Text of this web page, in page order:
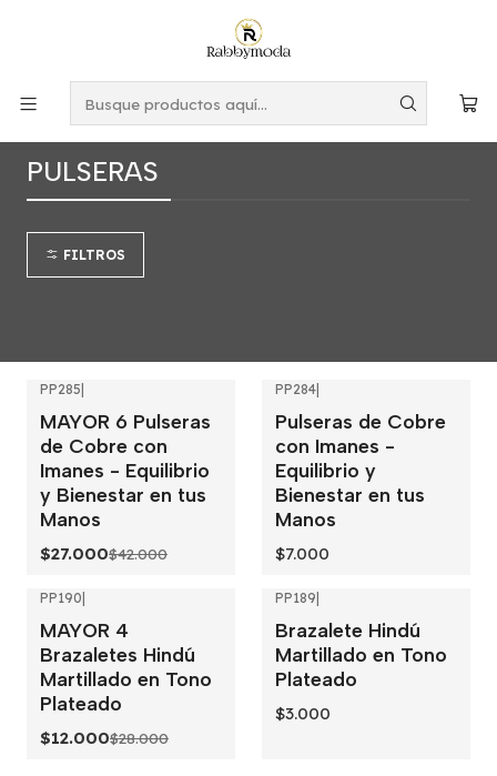
Este es el texto del slide
PULSERAS
FILTROS
PP285|
MAYOR 6 Pulseras
de Cobre con
Imanes - Equilibrio
y Bienestar en tus
Manos
$27.000$42.000
PP284|
Pulseras de Cobre
con Imanes -
Equilibrio y
Bienestar en tus
Manos
$7.000
PP190
MAYOR 4
Brazaletes Hindú
Martillado en Tono
Plateado
$12.000$28.000
PP189
Brazalete Hindú
Martillado en Tono
Plateado
$3.000